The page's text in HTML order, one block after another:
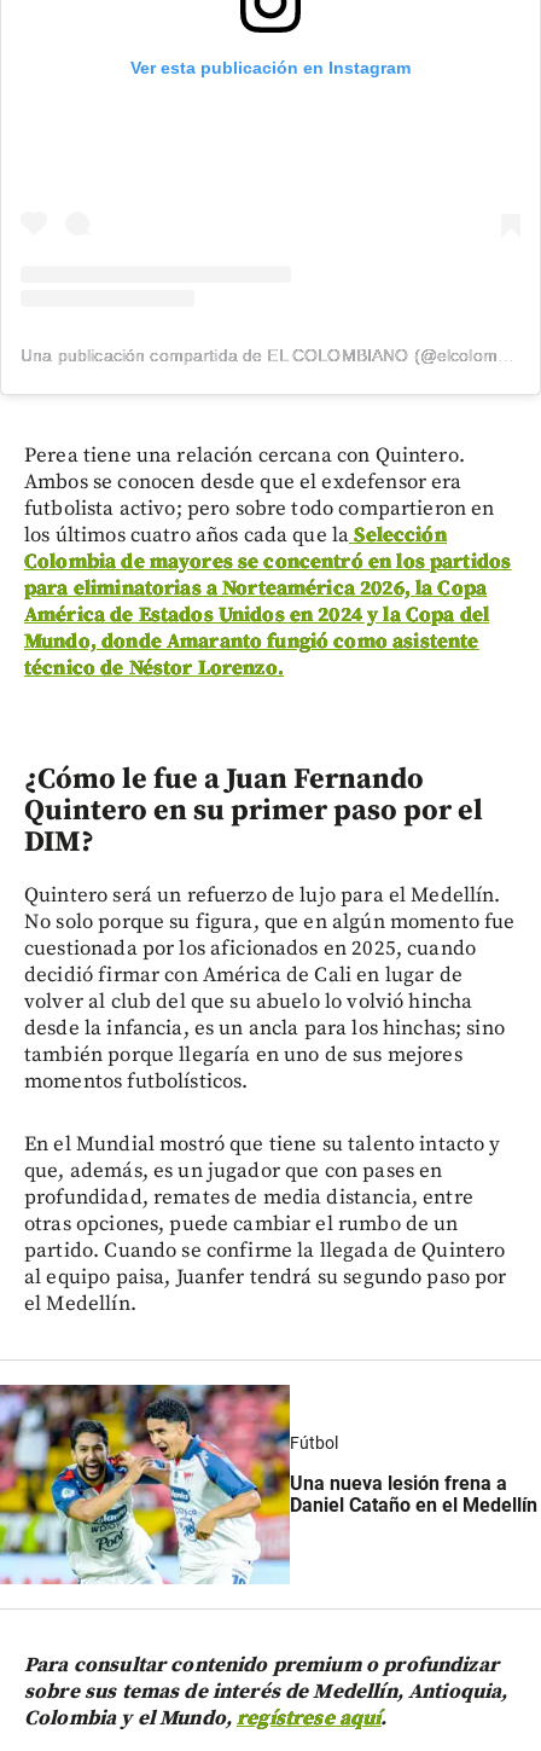
Ver esta publicación en Instagram
Perea tiene una relación cercana con Quintero.
Ambos se conocen desde que el exdefensor era
futbolista activo; pero sobre todo compartieron en
los últimos cuatro años cada que laSelección
Colombia de mayores se concentró en los partidos
para eliminatorias a Norteamérica 2026, la Copa
América de Estados Unidos en 2024 y la Copa del
Mundo, donde Amaranto fungió como asistente
técnico de Néstor Lorenzo.
¿Cómo le fue a Juan Fernando
Quintero en su primer paso por el
DIM?
Quintero será un refuerzo de lujo para el Medellín.
No solo porque su figura, que en algún momento fue
cuestionada por los aficionados en 2025, cuando
decidió firmar con América de Cali en lugar de
volver al club del que su abuelo lo volvió hincha
desde la infancia, es un ancla para los hinchas; sino
también porque llegaría en uno de sus mejores
momentos futbolísticos.
En el Mundial mostró que tiene su talento intacto y
que, además, es un jugador que con pases en
profundidad, remates de media distancia, entre
otras opciones, puede cambiar el rumbo de un
partido. Cuando se confirme la llegada de Quintero
al equipo paisa, Juanfer tendrá su segundo paso por
el Medellín.
Fútbol
Una nueva lesión frena a
Daniel Cataño en el Medellín
Para consultar contenido premium o profundizar
sobre sus temas de interés de Medellín, Antioquia,
Colombia y el Mundo,regístrese aquí.